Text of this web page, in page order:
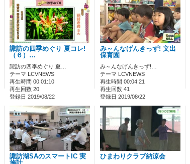
諏訪の四季めぐり 夏コレ!
（６）…
諏訪の四季めぐり 夏…
テーマ LCVNEWS
再生時間 00:01:10
再生回数 20
登録日 2019/08/22
み～んなげんきっず! 文出
保育園
み～んなげんきっず!…
テーマ LCVNEWS
再生時間 00:04:21
再生回数 41
登録日 2019/08/22
諏訪湖SAのスマートIC 実
ひまわりクラブ納涼会